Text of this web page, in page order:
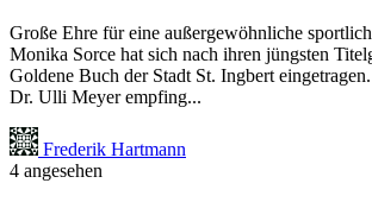
Große Ehre für eine außergewöhnliche
Monika Sorce hat sich nach ihren jüngsten
Goldene Buch der Stadt St. Ingbert
Dr. Ulli Meyer empfing...
Frederik Hartmann
4 angesehen